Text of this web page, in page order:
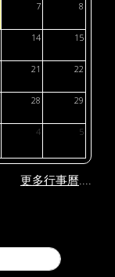
7 8
14 15
21 22
28 29
4 5
更多行事曆....